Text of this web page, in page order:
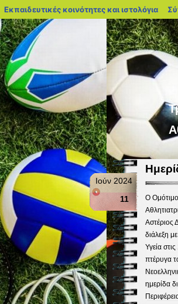
Ιούν 2024
11
Ο
Αστέριος
διάλεξη
Υγεία
πτέρυγα
ημερίδα
Εκπαιδευτικές κοινότητες και ιστολόγια